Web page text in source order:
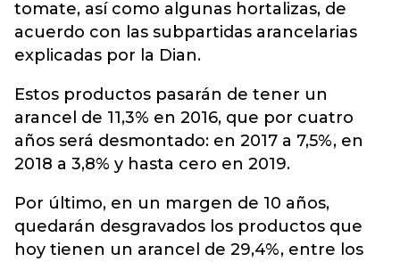
tomate, así como algunas hortalizas, de
acuerdo con las subpartidas arancelarias
explicadas por la Dian.
Estos productos pasarán de tener un
arancel de 11,3% en 2016, que por cuatro
años será desmontado: en 2017 a 7,5%, en
2018 a 3,8% y hasta cero en 2019.
Por último, en un margen de 10 años,
quedarán desgravados los productos que
hoy tienen un arancel de 29,4%, entre los